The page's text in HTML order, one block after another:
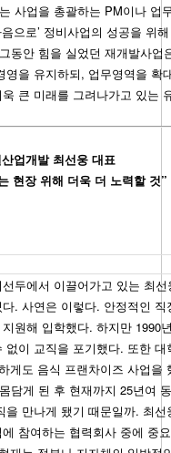
사업을 총괄하는 PM이나 업
으로’ 정비사업의 성공을 위
동안 힘을 실었던 재개발사
영을 유지하되, 업무영역을
큰 미래를 그려나가고 있는
업개발 최선웅 대표
현장 위해 더욱 더 노력할 것”
두에서 이끌어가고 있는 최
. 사연은 이렇다. 안정적인
원해 입학했다. 하지만
없이 교직을 포기했다. 또한
게도 음식 프랜차이즈 사업
담게 된 후 현재까지 25년여
을 만나게 됐기 때문일까. 최
에 참여하는 협력회사 중에